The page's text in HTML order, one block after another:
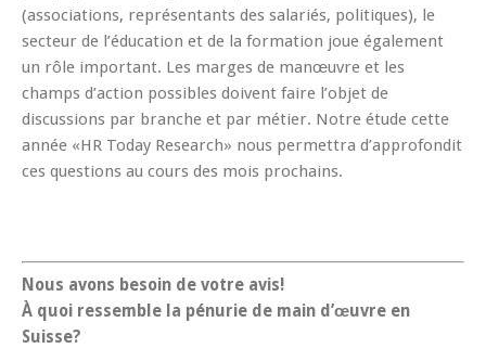
(associations, représentants des salariés, politiques), le
secteur de l’éducation et de la formation joue également
un rôle important. Les marges de manœuvre et les
champs d’action possibles doivent faire l’objet de
discussions par branche et par métier. Notre étude cette
année «HR Today Research» nous permettra d’approfondit
ces questions au cours des mois prochains.
Nous avons besoin de votre avis!
À quoi ressemble la pénurie de main d’œuvre en
Suisse?